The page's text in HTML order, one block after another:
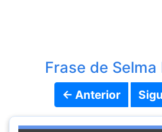
Frase de
← Anterior